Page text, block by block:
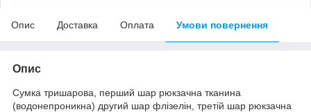
Опис Доставка Оплата Умови повернення
Опис
Сумка тришарова, перший шар рюкзачна тканина
(водонепроникна) другий шар флізелін, третій шар рюкзачна